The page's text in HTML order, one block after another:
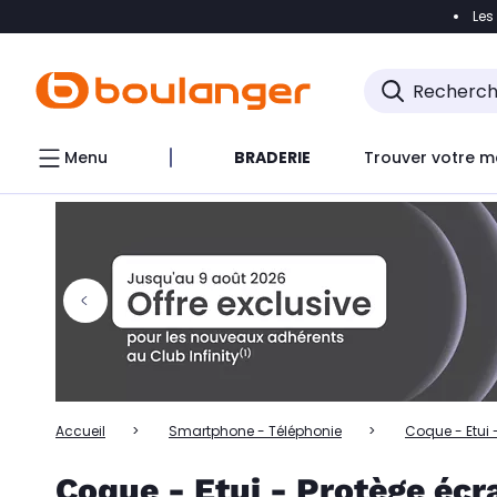
Accéder
Accéder directement au chatbot
Menu BRADERIE Trouver votre
Accueil Smartphone - Téléphonie Coque - Etui